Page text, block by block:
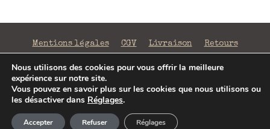
Mentions légales CGV Livraison Retours
©2026 La Fabrique de Mots Magiques | SIRET 797 938
206 00043 | Conception
Jenny Portier
6,00€
Nous utilisons des cookies pour vous offrir la meilleure
expérience sur notre site.
Vous pouvez en savoir plus sur les cookies que nous utilisons ou
les désactiver dans Réglages.
Accepter Refuser Réglages